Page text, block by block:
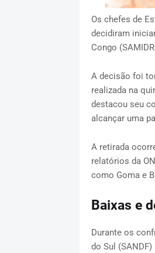
Os chefes de
decidiram
Congo
A decisão foi
realizada na
destacou seu
alcançar uma
A retirada
relatórios da
como Goma e
Baixas e
Durante os
do Sul